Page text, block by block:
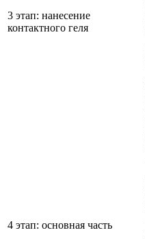
3 этап: нанесение
контактного геля
4 этап: основная часть